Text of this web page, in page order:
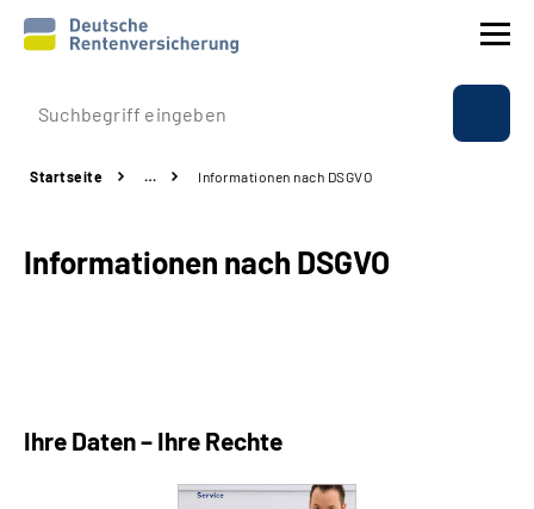
Prävention
Rente
Startseite … Informationen nach DSGVO
Informationen nach DSGVO
Ihre Daten – Ihre Rechte